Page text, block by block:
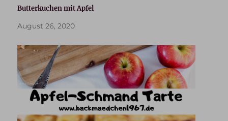
Butterkuchen mit Apfel
August 26, 2020